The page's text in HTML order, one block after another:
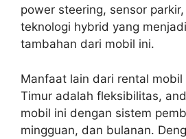
power steering, sensor
teknologi hybrid yang
tambahan dari mobil ini.
Manfaat lain dari rental mobil
Timur adalah fleksibilitas,
mobil ini dengan sistem
mingguan, dan bulanan.